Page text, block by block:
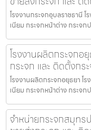
โรงงานกระจกอุบลราชธานี
เนียม กระจกหน้าต่าง กระจ
โรงงานผลิตกระจกอ
กระจก และ ติดตั้งก
โรงงานผลิตกระจกอยุธยา โ
เนียม กระจกหน้าต่าง กระจ
จำหน่ายกระจกสมุทร